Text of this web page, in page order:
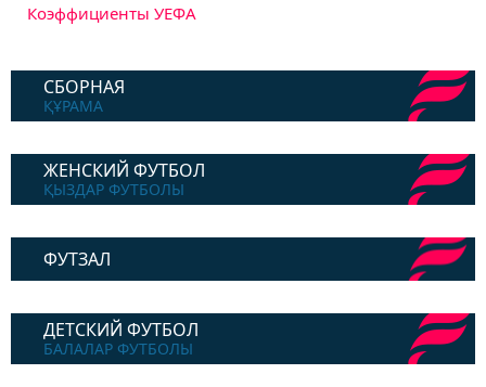
Коэффициенты УЕФА
СБОРНАЯ
ҚҰРАМА
ЖЕНСКИЙ ФУТБОЛ
ҚЫЗДАР ФУТБОЛЫ
ФУТЗАЛ
ДЕТСКИЙ ФУТБОЛ
БАЛАЛАР ФУТБОЛЫ